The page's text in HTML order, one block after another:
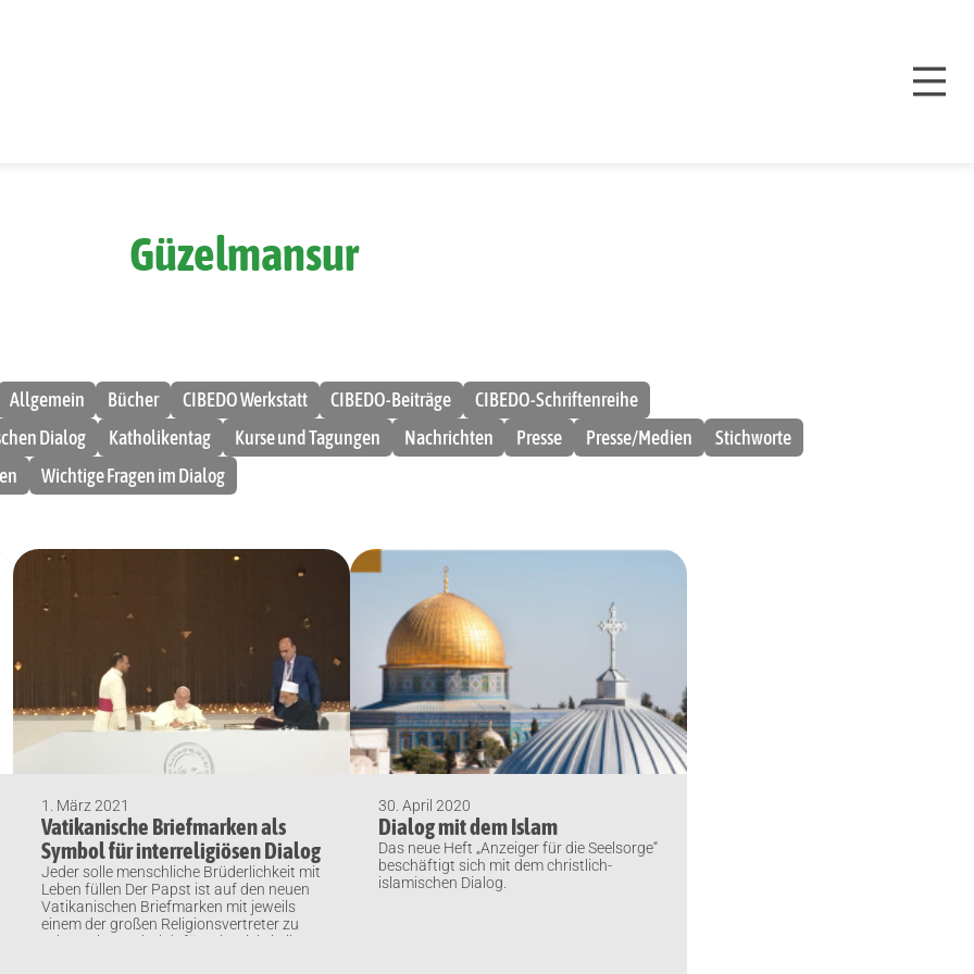
Güzelmansur
Allgemein Bücher CIBEDO Werkstatt CIBEDO-Beiträge
CIBEDO-Schriftenreihe
Dialog
Katholikentag Kurse und Tagungen Nachrichten Presse Presse/Medien
Stichworte
Wichtige Fragen im Dialog
1. März 2021
Vatikanische Briefmarken als
Symbol für interreligiösen Dialog
Jeder solle menschliche Brüderlichkeit mit
Leben füllen Der Papst ist auf den neuen
Vatikanischen Briefmarken mit jeweils
einem der großen Religionsvertreter zu
sehen. Ein Symbol dafür, wie wichtig ihm
30. April 2020
Dialog mit dem Islam
Das neue Heft „Anzeiger für die Seelsorge“
beschäftigt sich mit dem christlich-
islamischen Dialog.